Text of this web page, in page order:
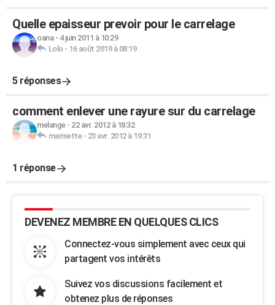
Quelle epaisseur prevoir pour le carrelage
oana- 4 juin 2011 à 10:29
Lolo- 16 août 2019 à 08:19
5 réponses
comment enlever une rayure sur du carrelage
melange- 22 avr. 2012 à 18:32
marisette- 23 avr. 2012 à 19:31
1 réponse
DEVENEZ MEMBRE EN QUELQUES CLICS
Connectez-vous simplement avec ceux qui
partagent vos intérêts
Suivez vos discussions facilement et
obtenez plus de réponses